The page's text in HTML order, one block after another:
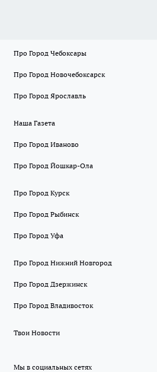
Про Город Чебоксары
Про Город Новочебоксарск
Про Город Ярославль
Наша Газета
Про Город Иваново
Про Город Йошкар-Ола
Про Город Курск
Про Город Рыбинск
Про Город Уфа
Про Город Нижний Новгород
Про Город Дзержинск
Про Город Владивосток
Твои Новости
Мы в социальных сетях